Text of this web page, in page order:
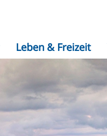
Leben & Freizeit